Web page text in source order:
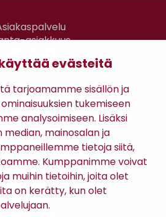
evästeitä
tarjoamamme sisällön ja
tukemiseen
analysoimiseen. Lisäksi
median, mainosalan ja
tietoja siitä,
Kumppanimme voivat
muihin tietoihin, joita olet
on kerätty, kun olet
asiakkuus
Ratsula Café
Maksutavat